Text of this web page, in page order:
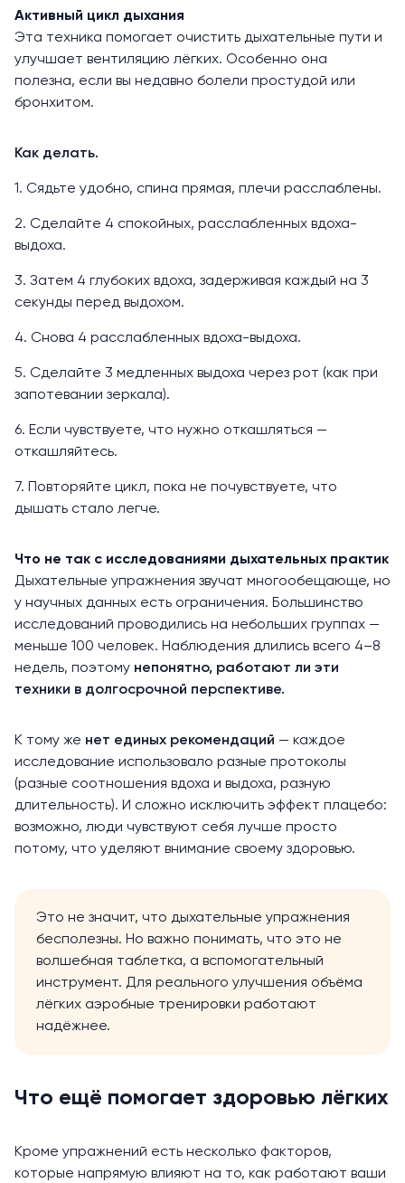
Активный цикл дыхания
Эта техника помогает очистить дыхательные пути и
улучшает вентиляцию лёгких. Особенно она
полезна, если вы недавно болели простудой или
бронхитом.
Как делать.
1. Сядьте удобно, спина прямая, плечи расслаблены.
2. Сделайте 4 спокойных, расслабленных вдоха-
выдоха.
3. Затем 4 глубоких вдоха, задерживая каждый на 3
секунды перед выдохом.
4. Снова 4 расслабленных вдоха-выдоха.
5. Сделайте 3 медленных выдоха через рот (как при
запотевании зеркала).
6. Если чувствуете, что нужно откашляться —
откашляйтесь.
7. Повторяйте цикл, пока не почувствуете, что
дышать стало легче.
Что не так с исследованиями дыхательных практик
Дыхательные упражнения звучат многообещающе, но
у научных данных есть ограничения. Большинство
исследований проводились на небольших группах —
меньше 100 человек. Наблюдения длились всего 4–8
недель, поэтому непонятно, работают ли эти
техники в долгосрочной перспективе.
К тому же нет единых рекомендаций — каждое
исследование использовало разные протоколы
(разные соотношения вдоха и выдоха, разную
длительность). И сложно исключить эффект плацебо:
возможно, люди чувствуют себя лучше просто
потому, что уделяют внимание своему здоровью.
Это не значит, что дыхательные упражнения
бесполезны. Но важно понимать, что это не
волшебная таблетка, а вспомогательный
инструмент. Для реального улучшения объёма
лёгких аэробные тренировки работают
надёжнее.
Что ещё помогает здоровью лёгких
Кроме упражнений есть несколько факторов,
которые напрямую влияют на то, как работают ваши